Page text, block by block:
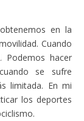
en la
Cuando
Podemos hacer
se sufre
limitada. En mi
los deportes